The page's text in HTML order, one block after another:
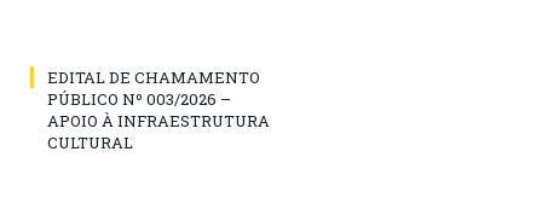
EDITAL DE CHAMAMENTO
PÚBLICO Nº 003/2026 –
APOIO À INFRAESTRUTURA
CULTURAL